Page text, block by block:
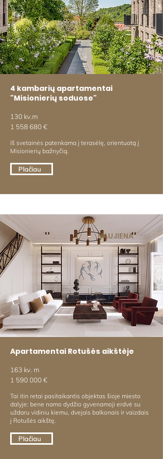
4 kambarių apartamentai
"Misionierių soduose"
130 kv.m
1 558 680 €
Iš svetainės patenkama į terasėlę, orientuotą į
Misionierių bažnyčią.
Plačiau
NAUJIENA
Apartamentai Rotušės aikštėje
163 kv. m
1 590 000 €
Tai itin retai pasitaikantis objektas šioje miesto
dalyje: bene namo dydžio gyvenamoji erdvė su
uždaru vidiniu kiemu, dvejais balkonais ir vaizdais
į Rotušės aikštę.
Plačiau